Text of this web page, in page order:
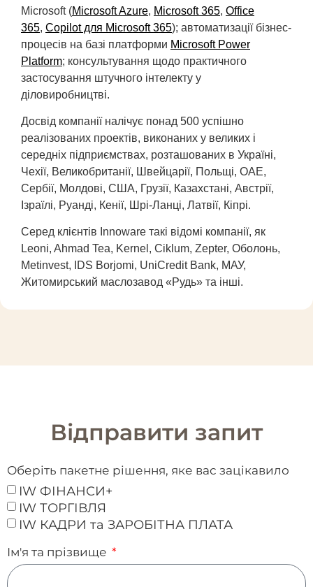
Microsoft (Microsoft Azure, Microsoft 365, Office
365, Copilot для Microsoft 365); автоматизації бізнес-
процесів на базі платформи Microsoft Power
Platform; консультування щодо практичного
застосування штучного інтелекту у
діловиробництві.
Досвід компанії налічує понад 500 успішно
реалізованих проектів, виконаних у великих і
середніх підприємствах, розташованих в Україні,
Чехії, Великобританії, Швейцарії, Польщі, ОАЕ,
Сербії, Молдові, США, Грузії, Казахстані, Австрії,
Ізраїлі, Руанді, Кенії, Шрі-Ланці, Латвії, Кіпрі.
Серед клієнтів Innoware такі відомі компанії, як
Leoni, Ahmad Tea, Kernel, Ciklum, Zepter, Оболонь,
Metinvest, IDS Borjomi, UniCredit Bank, МАУ,
Житомирський маслозавод «Рудь» та інші.
Відправити запит
Оберіть пакетне рішення, яке вас зацікавило
IW ФІНАНСИ+
IW ТОРГІВЛЯ
IW КАДРИ та ЗАРОБІТНА ПЛАТА
Ім'я та прізвище